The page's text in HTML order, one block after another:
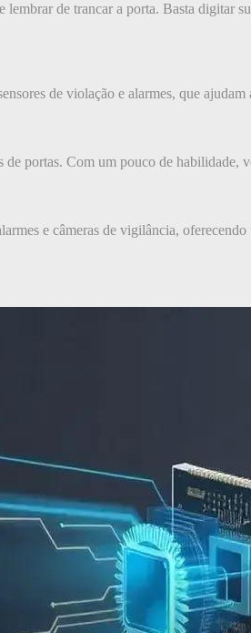
de trancar a porta. Basta digitar
de violação e alarmes, que
portas. Com um pouco de
e câmeras de vigilância,